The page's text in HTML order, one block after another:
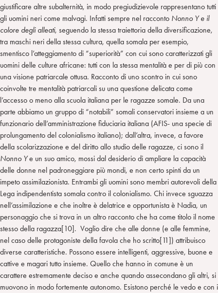
giustificare altre subalternità, in modo pregiudizievole rappresentano tutti
gli uomini neri come malvagi. Infatti sempre nel racconto Nonno Y e il
colore degli alleati, seguendo la stessa traiettoria della diversificazione,
tra maschi neri della stessa cultura, quella somala per esempio,
smentisco l’atteggiamento di “superiorità” con cui sono caratterizzati gli
uomini delle culture africane: tutti con la stessa mentalità e per di più con
una visione patriarcale ottusa. Racconto di uno scontro in cui sono
coinvolte tre mentalità patriarcali su una questione delicata come
l’accesso o meno alla scuola italiana per le ragazze somale. Da una
parte abbiamo un gruppo di “notabili” somali conservatori insieme a un
funzionario dell’amministrazione fiduciaria italiana (AFIS- una specie di
prolungamento del colonialismo italiano); dall’altra, invece, a favore
della scolarizzazione e del diritto allo studio delle ragazze, ci sono il
Nonno Ye un suo amico, mossi dal desiderio di ampliare la capacità
delle donne nel padroneggiare più mondi, e non certo spinti da un
impeto assimilazionista. Entrambi gli uomini sono membri autorevoli della
Lega indipendentista somala contro il colonialismo. Chi invece sguazza
nell’assimilazione e che inoltre è delatrice e opportunista è Nadia, un
personaggio che si trova in un altro racconto che ha come titolo il nome
stesso della ragazza[10]. Voglio dire che alle donne (e alle femmine,
nel caso delle protagoniste della favola che ho scritto[11]) attribuisco
diverse caratteristiche. Possono essere intelligenti, aggressive, buone e
cattive e magari tutto insieme. Quello che hanno in comune è un
carattere estremamente deciso e anche quando assecondano gli altri, si
muovono in modo fortemente autonomo. Esistono perché le vedo e con i